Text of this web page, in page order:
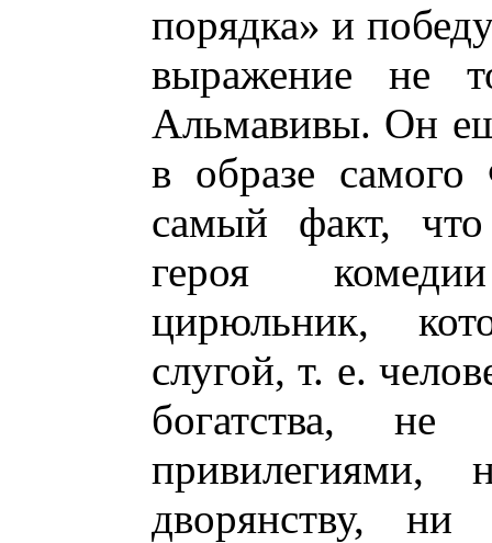
порядка» и
выражение не
Альмавивы. Он
в образе
самый факт,
героя
цирюльник,
слугой, т. е.
богатства, не
дворянству,